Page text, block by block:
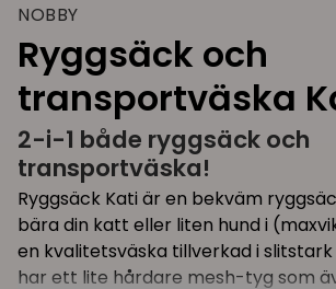
NOBBY
Ryggsäck och
transportväska
2-i-1 både ryggsäck och
transportväska!
Ryggsäck Kati är en bekväm
bära din katt eller liten hund i
en kvalitetsväska tillverkad i
har ett lite hårdare mesh-tyg som